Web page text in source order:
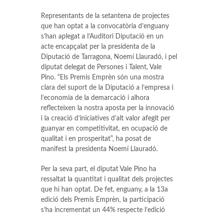
Representants de la setantena de projectes
que han optat a la convocatòria d’enguany
s’han aplegat a l’Auditori Diputació en un
acte encapçalat per la presidenta de la
Diputació de Tarragona, Noemí Llauradó, i pel
diputat delegat de Persones i Talent, Vale
Pino. “Els Premis Emprèn són una mostra
clara del suport de la Diputació a l’empresa i
l’economia de la demarcació i alhora
reflecteixen la nostra aposta per la innovació
i la creació d’iniciatives d’alt valor afegit per
guanyar en competitivitat, en ocupació de
qualitat i en prosperitat”, ha posat de
manifest la presidenta Noemí Llauradó.
Per la seva part, el diputat Vale Pino ha
ressaltat la quantitat i qualitat dels projectes
que hi han optat. De fet, enguany, a la 13a
edició dels Premis Emprèn, la participació
s’ha incrementat un 44% respecte l’edició